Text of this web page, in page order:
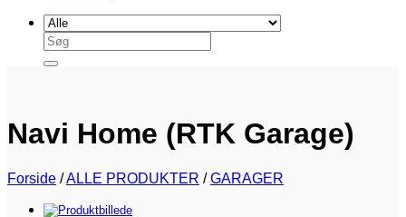
Søg
efter:
Navi Home (RTK Garage)
Forside /ALLE PRODUKTER / GARAGER